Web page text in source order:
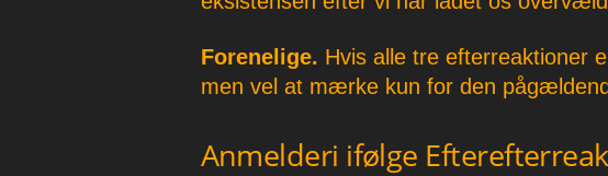
Forenelige. Hvis alle tre efterreaktioner
men vel at mærke kun for den
Anmelderi ifølge